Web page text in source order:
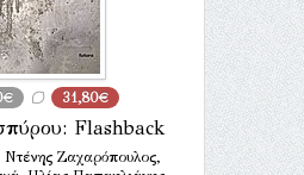
31,80€
Flashback
Ντένης Ζαχαρόπουλος,